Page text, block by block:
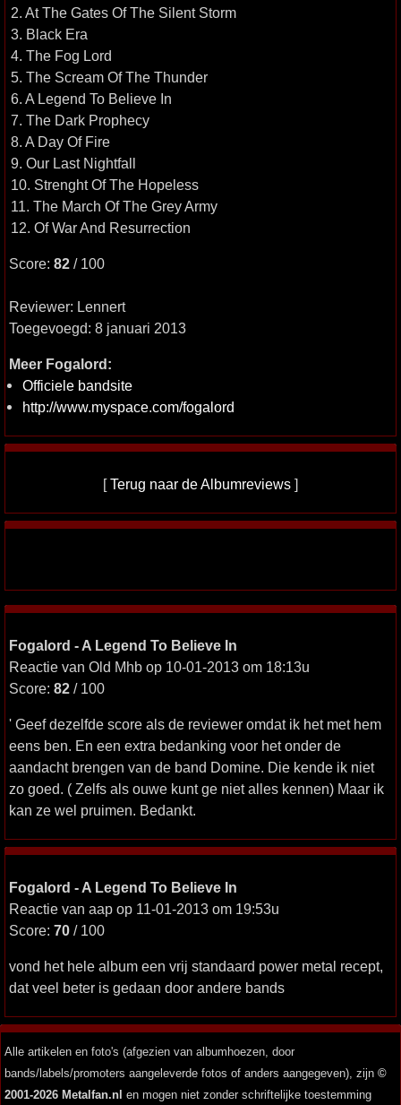
2. At The Gates Of The Silent Storm
3. Black Era
4. The Fog Lord
5. The Scream Of The Thunder
6. A Legend To Believe In
7. The Dark Prophecy
8. A Day Of Fire
9. Our Last Nightfall
10. Strenght Of The Hopeless
11. The March Of The Grey Army
12. Of War And Resurrection
Score: 82 / 100
Reviewer: Lennert
Toegevoegd: 8 januari 2013
Meer Fogalord:
Officiele bandsite
http://www.myspace.com/fogalord
[Terug naar de Albumreviews ]
Fogalord - A Legend To Believe In
Reactie van Old Mhb op 10-01-2013 om 18:13u
Score: 82 / 100
' Geef dezelfde score als de reviewer omdat ik het met hem
eens ben. En een extra bedanking voor het onder de
aandacht brengen van de band Domine. Die kende ik niet
zo goed. ( Zelfs als ouwe kunt ge niet alles kennen) Maar ik
kan ze wel pruimen. Bedankt.
Fogalord - A Legend To Believe In
Reactie van aap op 11-01-2013 om 19:53u
Score: 70 / 100
vond het hele album een vrij standaard power metal recept,
dat veel beter is gedaan door andere bands
Alle artikelen en foto's (afgezien van albumhoezen, door
bands/labels/promoters aangeleverde fotos of anders aangegeven), zijn ©
2001-2026 Metalfan.nl en mogen niet zonder schriftelijke toestemming